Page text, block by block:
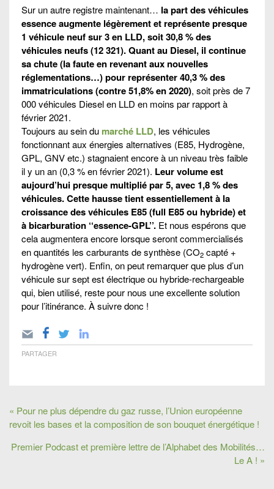
Sur un autre registre maintenant… la part des véhicules
essence augmente légèrement et représente presque
1 véhicule neuf sur 3 en LLD, soit 30,8 % des
véhicules neufs (12 321). Quant au Diesel, il continue
sa chute (la faute en revenant aux nouvelles
réglementations…) pour représenter 40,3 % des
immatriculations (contre 51,8% en 2020), soit près de 7
000 véhicules Diesel en LLD en moins par rapport à
février 2021.
Toujours au sein du marché LLD, les véhicules
fonctionnant aux énergies alternatives (E85, Hydrogène,
GPL, GNV etc.) stagnaient encore à un niveau très faible
il y un an (0,3 % en février 2021). Leur volume est
aujourd’hui presque multiplié par 5, avec 1,8 % des
véhicules. Cette hausse tient essentiellement à la
croissance des véhicules E85 (full E85 ou hybride) et
à bicarburation ‘‘essence-GPL’’. Et nous espérons que
cela augmentera encore lorsque seront commercialisés
en quantités les carburants de synthèse (CO2 capté +
hydrogène vert). Enfin, on peut remarquer que plus d’un
véhicule sur sept est électrique ou hybride-rechargeable
qui, bien utilisé, reste pour nous une excellente solution
pour l’itinérance. À suivre donc !
PARTAGER
« Pour ne plus dépendre du gaz russe, l’Union européenne
revoit les bases et la composition de son bouquet énergétique !
Premier Podcast et première lettre de l’Alphabet des Mobilités…
Le A ! »